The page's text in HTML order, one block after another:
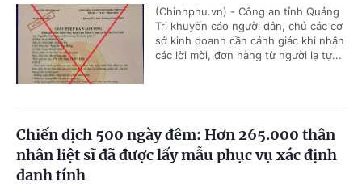
(Chinhphu.vn) - Công an tỉnh Quảng
Trị khuyến cáo người dân, chủ các cơ
sở kinh doanh cần cảnh giác khi nhận
các lời mời, đơn hàng từ người lạ tự...
Chiến dịch 500 ngày đêm: Hơn 265.000 thân
nhân liệt sĩ đã được lấy mẫu phục vụ xác định
danh tính